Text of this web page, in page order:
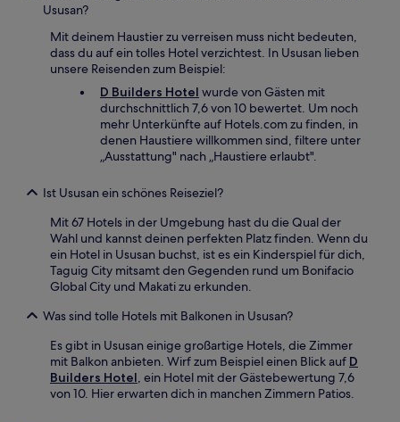
Ususan?
Mit deinem Haustier zu verreisen muss nicht bedeuten,
dass du auf ein tolles Hotel verzichtest. In Ususan lieben
unsere Reisenden zum Beispiel:
D Builders Hotel wurde von Gästen mit
durchschnittlich 7,6 von 10 bewertet. Um noch
mehr Unterkünfte auf Hotels.com zu finden, in
denen Haustiere willkommen sind, filtere unter
„Ausstattung" nach „Haustiere erlaubt".
Ist Ususan ein schönes Reiseziel?
Mit 67 Hotels in der Umgebung hast du die Qual der
Wahl und kannst deinen perfekten Platz finden. Wenn du
ein Hotel in Ususan buchst, ist es ein Kinderspiel für dich,
Taguig City mitsamt den Gegenden rund um Bonifacio
Global City und Makati zu erkunden.
Was sind tolle Hotels mit Balkonen in Ususan?
Es gibt in Ususan einige großartige Hotels, die Zimmer
mit Balkon anbieten. Wirf zum Beispiel einen Blick auf D
Builders Hotel, ein Hotel mit der Gästebewertung 7,6
von 10. Hier erwarten dich in manchen Zimmern Patios.